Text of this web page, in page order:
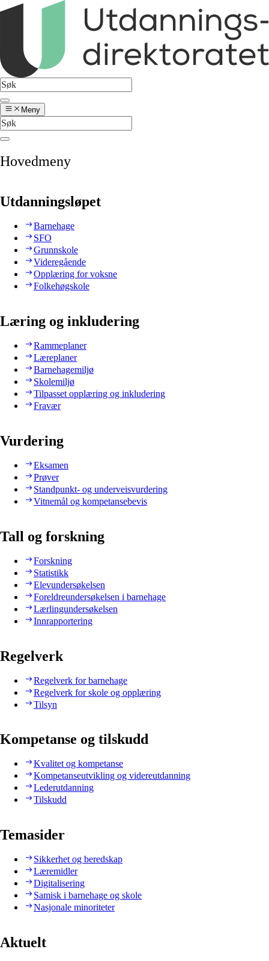
Meny
Hovedmeny
Utdanningsløpet
Barnehage
SFO
Grunnskole
Videregående
Opplæring for voksne
Folkehøgskole
Læring og inkludering
Rammeplaner
Læreplaner
Barnehagemiljø
Skolemiljø
Tilpasset opplæring og inkludering
Fravær
Vurdering
Eksamen
Prøver
Standpunkt- og underveisvurdering
Vitnemål og kompetansebevis
Tall og forskning
Forskning
Statistikk
Elevundersøkelsen
Foreldreundersøkelsen i barnehage
Lærlingundersøkelsen
Innrapportering
Regelverk
Regelverk for barnehage
Regelverk for skole og opplæring
Tilsyn
Kompetanse og tilskudd
Kvalitet og kompetanse
Kompetanseutvikling og videreutdanning
Lederutdanning
Tilskudd
Temasider
Sikkerhet og beredskap
Læremidler
Digitalisering
Samisk i barnehage og skole
Nasjonale minoriteter
Aktuelt